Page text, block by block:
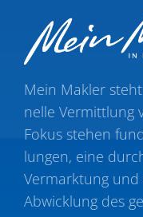
Mein Makler
nelle Vermittlung
Fokus stehen
lungen, eine
Vermarktung
Abwicklung des